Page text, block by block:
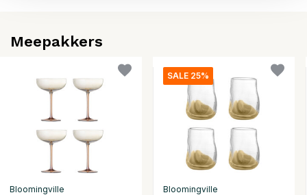
Meepakkers
Bloomingville
SALE 25%
Bloomingville